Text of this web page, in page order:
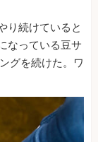
り続けていると
なっている豆サ
グを続けた。ワ